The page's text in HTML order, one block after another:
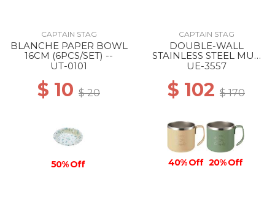
CAPTAIN STAG
BLANCHE PAPER BOWL
16CM (6PCS/SET) --
UT-0101
$ 10 $ 20
50% Off
CAPTAIN STAG
DOUBLE-WALL
STAINLESS STEEL MUG
350 BEIGE
UE-3557
$ 102 $ 170
40% Off 20% Off